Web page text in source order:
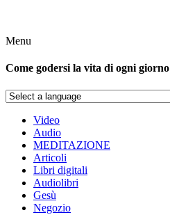
Menu
Come godersi la vita di ogni giorno
Video
Audio
MEDITAZIONE
Articoli
Libri digitali
Audiolibri
Gesù
Negozio